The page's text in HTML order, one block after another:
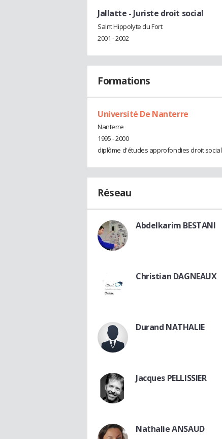
Jallatte - Juriste droit social
Saint Hippolyte du Fort
2001 - 2002
Formations
Université De Nanterre
Nanterre
1995 - 2000
diplôme d'études approfondies droit social
Réseau
Abdelkarim BESTANI
Christian DAGNEAUX
Durand NATHALIE
Jacques PELLISSIER
Nathalie ANSAUD